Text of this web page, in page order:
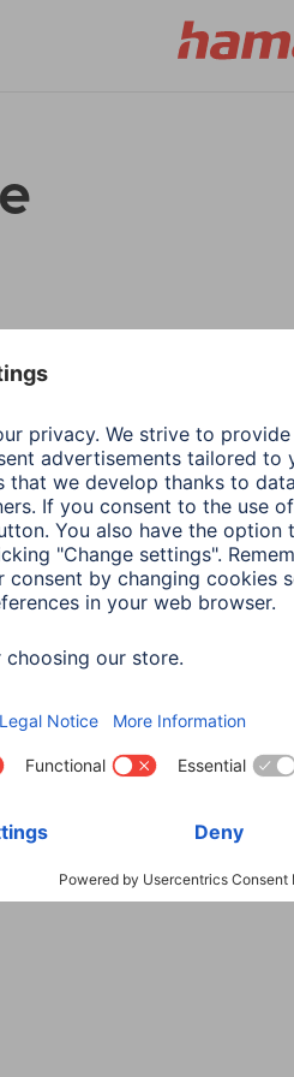
Wybierz kraj
Warunki gwarancji